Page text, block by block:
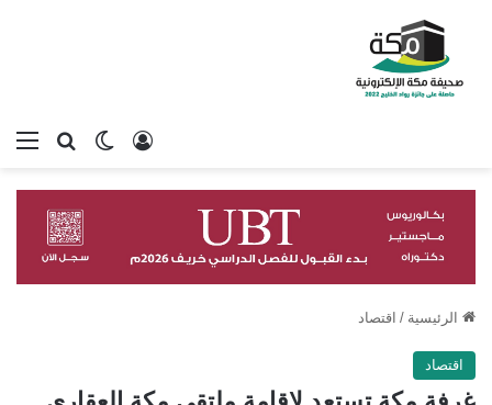
بحثالوضع
تسجيل الدخول
الرئيسية / اقتصاد
اقتصاد